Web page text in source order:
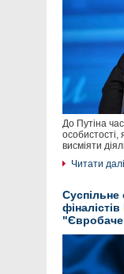
До Путіна
висміяти
Читати далі
Суспільне